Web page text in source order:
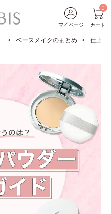
マイページ
0
カート
ベースメイクのまとめ 仕上が